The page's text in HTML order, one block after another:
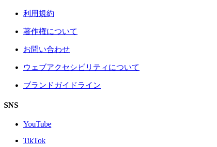
利用規約
著作権について
お問い合わせ
ウェブアクセシビリティについて
ブランドガイドライン
SNS
YouTube
TikTok